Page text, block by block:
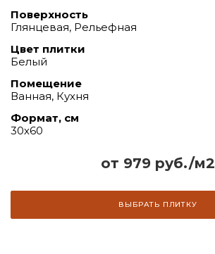
от 979 руб./м2
ВЫБРАТЬ ПЛИТКУ
Поверхность
Глянцевая, Рельефная
Цвет плитки
Белый
Помещение
Ванная, Кухня
Формат, см
30х60